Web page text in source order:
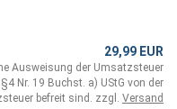
29,99 EUR
Ausweisung der Umsatzsteuer
Nr. 19 Buchst. a) UStG von der
befreit sind. zzgl. Versand